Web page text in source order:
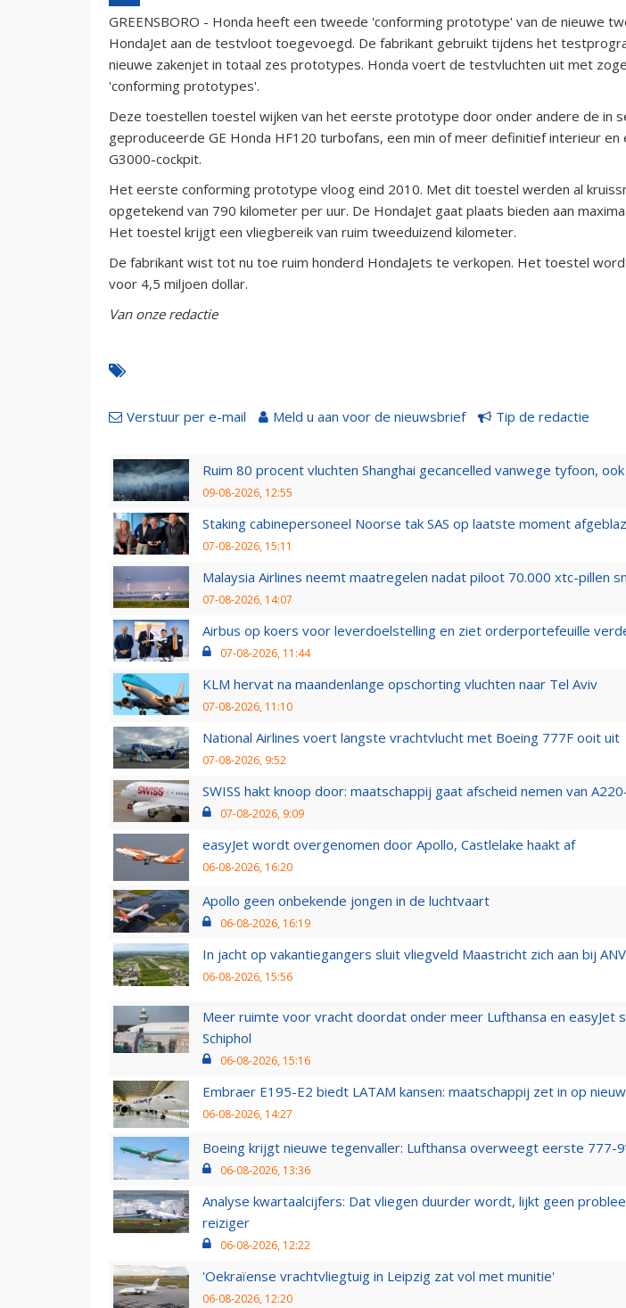
GREENSBORO - Honda heeft een tweede 'conforming prototype' van de nieuwe
HondaJet aan de testvloot toegevoegd. De fabrikant gebruikt tijdens het
nieuwe zakenjet in totaal zes prototypes. Honda voert de testvluchten uit met
'conforming prototypes'.
Deze toestellen toestel wijken van het eerste prototype door onder andere de in
geproduceerde GE Honda HF120 turbofans, een min of meer definitief interieur en
G3000-cockpit.
Het eerste conforming prototype vloog eind 2010. Met dit toestel werden al
opgetekend van 790 kilometer per uur. De HondaJet gaat plaats bieden aan
Het toestel krijgt een vliegbereik van ruim tweeduizend kilometer.
De fabrikant wist tot nu toe ruim honderd HondaJets te verkopen. Het toestel
voor 4,5 miljoen dollar.
Van onze redactie
Verstuur per e-mail Meld u aan voor de nieuwsbrief Tip de redactie
Ruim 80 procent vluchten Shanghai gecancelled vanwege tyfoon,
09-08-2026, 12:55
Staking cabinepersoneel Noorse tak SAS op laatste moment
07-08-2026, 15:11
Malaysia Airlines neemt maatregelen nadat piloot 70.000 xtc-pillen
07-08-2026, 14:07
Airbus op koers voor leverdoelstelling en ziet orderportefeuille
07-08-2026, 11:44
KLM hervat na maandenlange opschorting vluchten naar Tel Aviv
07-08-2026, 11:10
National Airlines voert langste vrachtvlucht met Boeing 777F ooit uit
07-08-2026, 9:52
SWISS hakt knoop door: maatschappij gaat afscheid nemen van
07-08-2026, 9:09
easyJet wordt overgenomen door Apollo, Castlelake haakt af
06-08-2026, 16:20
Apollo geen onbekende jongen in de luchtvaart
06-08-2026, 16:19
In jacht op vakantiegangers sluit vliegveld Maastricht zich aan bij
06-08-2026, 15:56
Meer ruimte voor vracht doordat onder meer Lufthansa en easyJet
Schiphol
06-08-2026, 15:16
Embraer E195-E2 biedt LATAM kansen: maatschappij zet in op
06-08-2026, 14:27
Boeing krijgt nieuwe tegenvaller: Lufthansa overweegt eerste 777-
06-08-2026, 13:36
Analyse kwartaalcijfers: Dat vliegen duurder wordt, lijkt geen
reiziger
06-08-2026, 12:22
'Oekraïense vrachtvliegtuig in Leipzig zat vol met munitie'
06-08-2026, 12:20